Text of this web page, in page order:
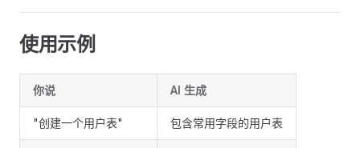
使用示例
你说 AI 生成
"创建一个用户表" 包含常用字段的用户表